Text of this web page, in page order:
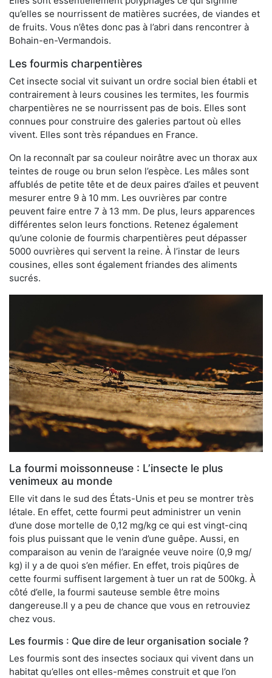
qu’elles se nourrissent de matières sucrées, de viandes et
de fruits. Vous n’êtes donc pas à l’abri dans rencontrer à
Bohain-en-Vermandois.
Les fourmis charpentières
Cet insecte social vit suivant un ordre social bien établi et
contrairement à leurs cousines les termites, les fourmis
charpentières ne se nourrissent pas de bois. Elles sont
connues pour construire des galeries partout où elles
vivent. Elles sont très répandues en France.
On la reconnaît par sa couleur noirâtre avec un thorax aux
teintes de rouge ou brun selon l’espèce. Les mâles sont
affublés de petite tête et de deux paires d’ailes et peuvent
mesurer entre 9 à 10 mm. Les ouvrières par contre
peuvent faire entre 7 à 13 mm. De plus, leurs apparences
différentes selon leurs fonctions. Retenez également
qu’une colonie de fourmis charpentières peut dépasser
5000 ouvrières qui servent la reine. À l’instar de leurs
cousines, elles sont également friandes des aliments
sucrés.
La fourmi moissonneuse : L’insecte le plus
venimeux au monde
Elle vit dans le sud des États-Unis et peu se montrer très
létale. En effet, cette fourmi peut administrer un venin
d’une dose mortelle de 0,12 mg/kg ce qui est vingt-cinq
fois plus puissant que le venin d’une guêpe. Aussi, en
comparaison au venin de l’araignée veuve noire (0,9 mg/
kg) il y a de quoi s’en méfier. En effet, trois piqûres de
cette fourmi suffisent largement à tuer un rat de 500kg. À
côté d’elle, la fourmi sauteuse semble être moins
dangereuse.Il y a peu de chance que vous en retrouviez
chez vous.
Les fourmis : Que dire de leur organisation sociale ?
Les fourmis sont des insectes sociaux qui vivent dans un
habitat qu’elles ont elles-mêmes construit et que l’on